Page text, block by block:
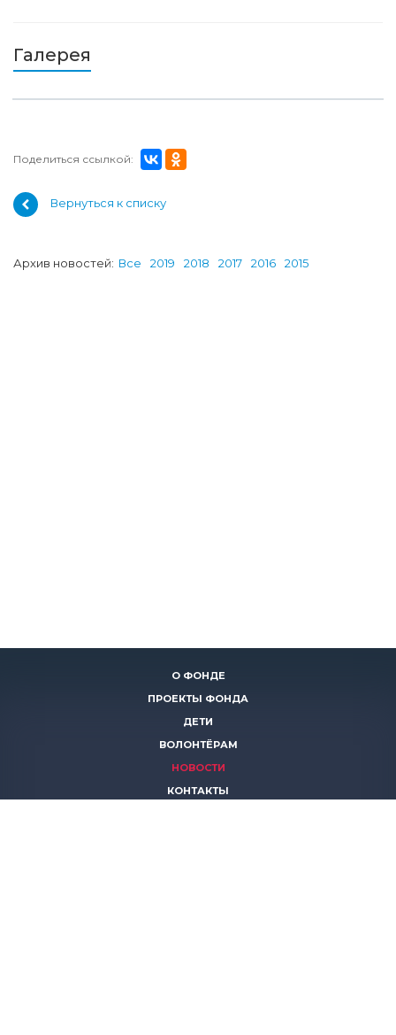
Галерея
Поделиться ссылкой:
Вернуться к списку
Архив новостей: Все 2019 2018 2017 2016 2015
О ФОНДЕ
ПРОЕКТЫ ФОНДА
ДЕТИ
ВОЛОНТЁРАМ
НОВОСТИ
КОНТАКТЫ